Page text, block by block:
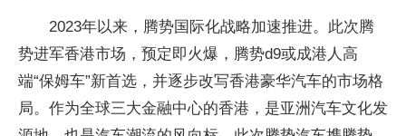
2023年以来，腾势国际化战略加速推进。此次腾
势进军香港市场，预定即火爆，腾势d9或成港人高
端“保姆车”新首选，并逐步改写香港豪华汽车的市场格
局。作为全球三大金融中心的香港，是亚洲汽车文化发